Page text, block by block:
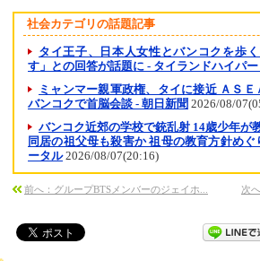
社会カテゴリの話題記事
タイ王子、日本人女性とバンコクを歩
す」との回答が話題に - タイランドハイパ
ミャンマー親軍政権、タイに接近 ＡＳ
バンコクで首脳会談 - 朝日新聞 2026/08/
バンコク近郊の学校で銃乱射 14歳少年が
同居の祖父母も殺害か 祖母の教育方針め
ータル2026/08/07(20:16)
前へ：グループBTSメンバーのジェイホ... 次